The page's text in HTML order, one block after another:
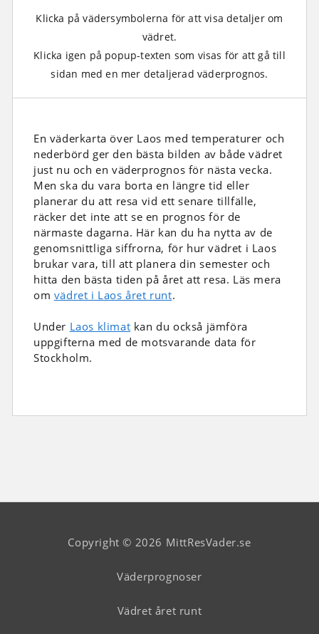
Klicka på vädersymbolerna för att visa detaljer om
vädret.
Klicka igen på popup-texten som visas för att gå till
sidan med en mer detaljerad väderprognos.
En väderkarta över Laos med temperaturer och
nederbörd ger den bästa bilden av både vädret
just nu och en väderprognos för nästa vecka.
Men ska du vara borta en längre tid eller
planerar du att resa vid ett senare tillfälle,
räcker det inte att se en prognos för de
närmaste dagarna. Här kan du ha nytta av de
genomsnittliga siffrorna, för hur vädret i Laos
brukar vara, till att planera din semester och
hitta den bästa tiden på året att resa. Läs mera
om vädret i Laos året runt.
Under Laos klimat kan du också jämföra
uppgifterna med de motsvarande data för
Stockholm.
Copyright © 2026 MittResVader.se
Väderprognoser
Vädret året runt